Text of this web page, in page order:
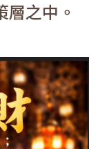
之中。